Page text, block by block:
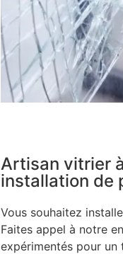
Artisan vitrier
installation de
Vous souhaitez
Faites appel à notre
expérimentés pour un